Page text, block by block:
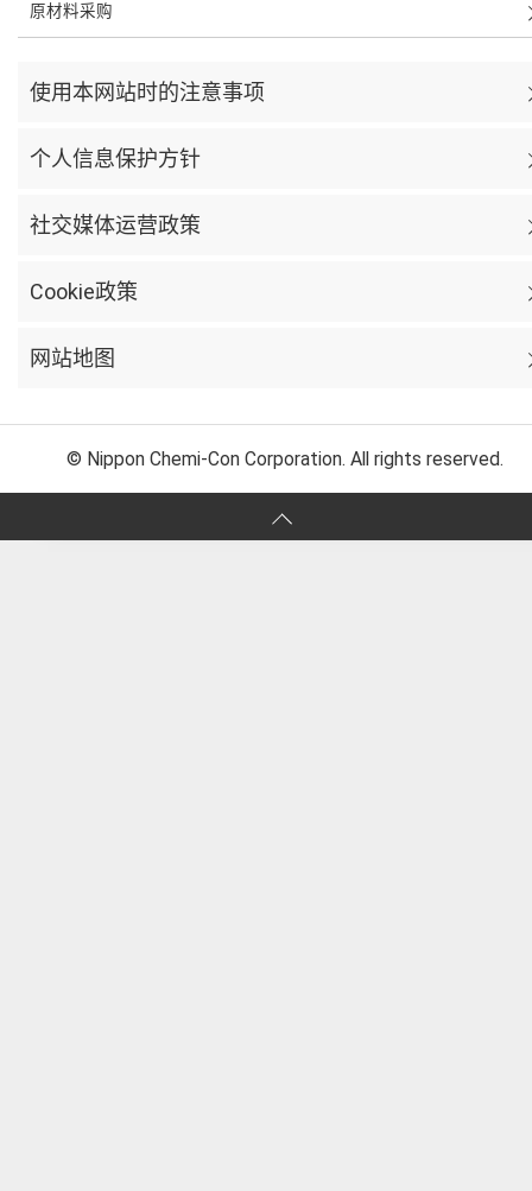
原材料采购
使用本网站时的注意事项
个人信息保护方针
社交媒体运营政策
Cookie政策
网站地图
© Nippon Chemi-Con Corporation. All rights reserved.